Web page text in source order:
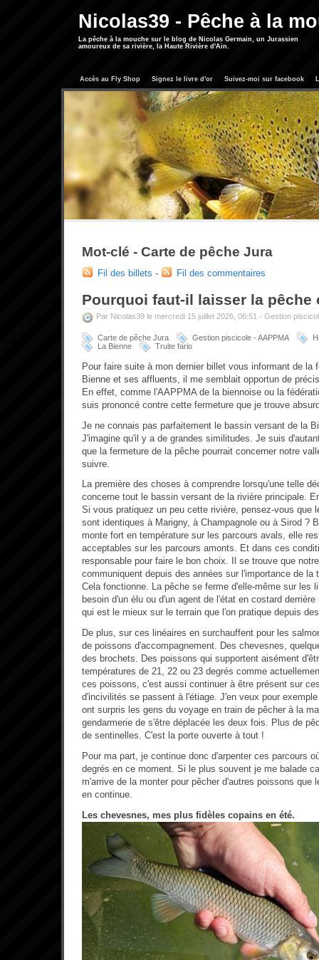
Nicolas39 - Pêche à la
La pêche à la mouche sur le blog de Nicolas Germain, un Jurassien
amoureux de sa rivière, la Haute Rivière d'Ain.
Accès au Fly Shop Signez le livre d'or Suivez-moi sur facebook
Mot-clé - Carte de pêche Jura
Fil des billets - Fil des commentaires
Pourquoi faut-il laisser la pêche
Par Nicolas39 le mercredi 15 juillet 2026, 06:51 - Gestion
Carte de pêche Jura Gestion piscicole - AAPPMA
La Bienne
Truite fario
Pour faire suite à mon dernier billet vous informant de la
Bienne et ses affluents, il me semblait opportun de
En effet, comme l'AAPPMA de la biennoise ou la
suis prononcé contre cette fermeture que je trouve
Je ne connais pas parfaitement le bassin versant de la
J'imagine qu'il y a de grandes similitudes. Je suis
que la fermeture de la pêche pourrait concerner notre
suivre.
La première des choses à comprendre lorsqu'une telle
concerne tout le bassin versant de la rivière principale.
Si vous pratiquez un peu cette rivière, pensez-vous que
sont identiques à Marigny, à Champagnole ou à Sirod ?
monte fort en température sur les parcours avals, elle
acceptables sur les parcours amonts. Et dans ces
responsable pour faire le bon choix. Il se trouve que
communiquent depuis des années sur l'importance de la
Cela fonctionne. La pêche se ferme d'elle-même sur les
besoin d'un élu ou d'un agent de l'état en costard
qui est le mieux sur le terrain que l'on pratique depuis
De plus, sur ces linéaires en surchauffent pour les
de poissons d'accompagnement. Des chevesnes,
des brochets. Des poissons qui supportent aisément
températures de 21, 22 ou 23 degrés comme
ces poissons, c'est aussi continuer à être présent sur
d'incivilités se passent à l'étiage. J'en veux pour
ont surpris les gens du voyage en train de pêcher à la
gendarmerie de s'être déplacée les deux fois. Plus de
de sentinelles. C'est la porte ouverte à tout !
Pour ma part, je continue donc d'arpenter ces parcours
degrés en ce moment. Si le plus souvent je me balade
m'arrive de la monter pour pêcher d'autres poissons que
en continue.
Les chevesnes, mes plus fidèles copains en été.